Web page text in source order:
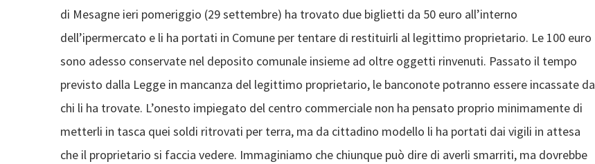
di Mesagne ieri pomeriggio (29 settembre) ha trovato due biglietti da 50 euro all’interno
dell’ipermercato e li ha portati in Comune per tentare di restituirli al legittimo proprietario. Le 100 euro
sono adesso conservate nel deposito comunale insieme ad oltre oggetti rinvenuti. Passato il tempo
previsto dalla Legge in mancanza del legittimo proprietario, le banconote potranno essere incassate da
chi li ha trovate. L’onesto impiegato del centro commerciale non ha pensato proprio minimamente di
metterli in tasca quei soldi ritrovati per terra, ma da cittadino modello li ha portati dai vigili in attesa
che il proprietario si faccia vedere. Immaginiamo che chiunque può dire di averli smarriti, ma dovrebbe